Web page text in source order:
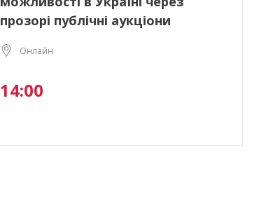
прозорі публічні аукціони
Онлайн
14:00